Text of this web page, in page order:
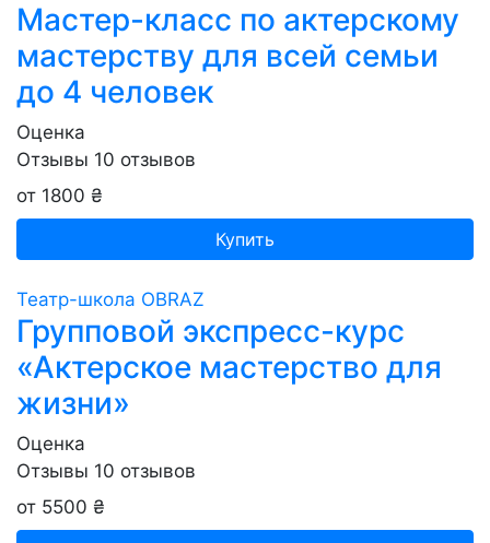
Мастер-класс по актерскому
мастерству для всей семьи
до 4 человек
Оценка
Отзывы 10 отзывов
от 1800 ₴
Купить
Театр-школа OBRAZ
Групповой экспресс-курс
«Актерское мастерство для
жизни»
Оценка
Отзывы 10 отзывов
от 5500 ₴